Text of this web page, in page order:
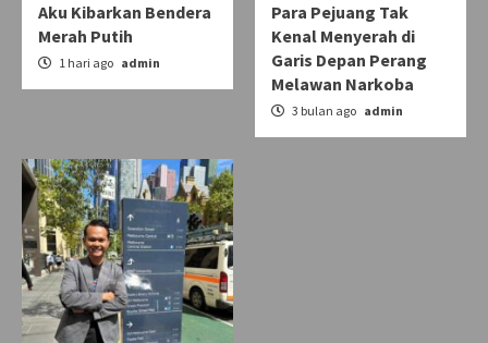
Aku Kibarkan Bendera
Merah Putih
1 hari ago admin
Para Pejuang Tak
Kenal Menyerah di
Garis Depan Perang
Melawan Narkoba
3 bulan ago admin